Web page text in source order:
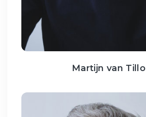
Martijn van Tillo